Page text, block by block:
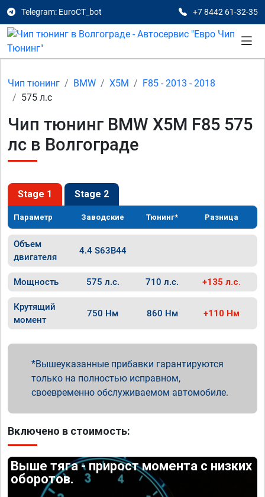
Telegram: EuroCT_bot +7 8442 61-32-35
Чип тюнинг BMW X5M
F85 - 2013 - 2018
575 л.с
Чип тюнинг BMW X5M F85 575
лс в Волгограде
Stage 1 Stage 2
Параметр Заводские Тюнинг* Разница
Объем
двигателя
4.4 S63B44
Мощность 575 л.с. 710 л.с. +135 л.с.
Крутящий
момент
750 Нм 860 Нм +110 Нм
Вышеуказанные прибавки гарантируются
только на полностью исправном,
своевременно обслуживаемом автомобиле.
Включено в стоимость:
Выше тяга - прирост момента с низких
оборотов.